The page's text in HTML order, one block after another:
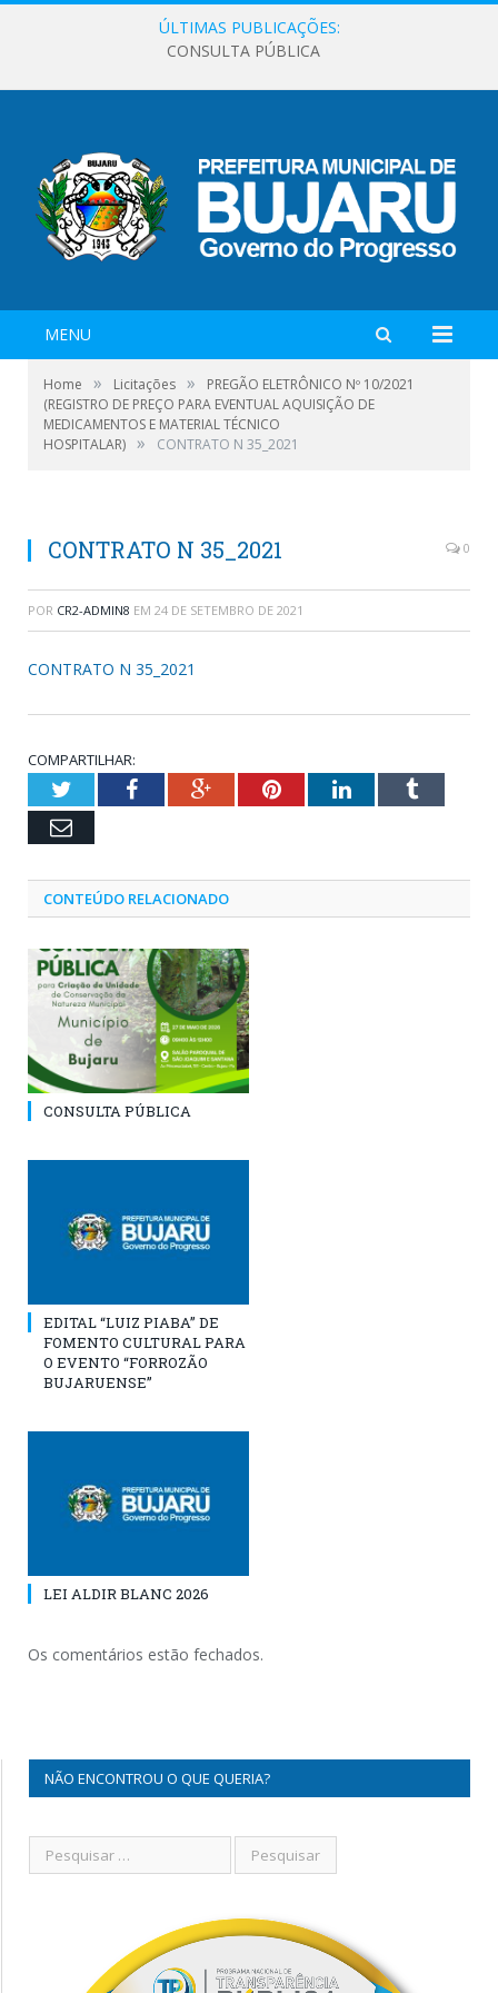
ÚLTIMAS PUBLICAÇÕES:
CONSULTA PÚBLICA
MENU
Home » Licitações »
PREGÃO ELETRÔNICO Nº 10/2021
(REGISTRO DE PREÇO PARA EVENTUAL AQUISIÇÃO DE
MEDICAMENTOS E MATERIAL TÉCNICO
HOSPITALAR) » CONTRATO N 35_2021
CONTRATO N 35_2021 0
POR CR2-ADMIN8 EM 24 DE SETEMBRO DE 2021
CONTRATO N 35_2021
COMPARTILHAR:
TwitterFacebookGoogle+PinterestLinkedInTumblr
Email
CONTEÚDO RELACIONADO
CONSULTA PÚBLICA
EDITAL “LUIZ PIABA” DE
FOMENTO CULTURAL PARA
O EVENTO “FORROZÃO
BUJARUENSE”
LEI ALDIR BLANC 2026
Os comentários estão fechados.
NÃO ENCONTROU O QUE QUERIA?